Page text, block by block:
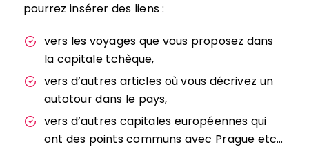
pourrez insérer des liens :
vers les voyages que vous proposez dans
la capitale tchèque,
vers d’autres articles où vous décrivez un
autotour dans le pays,
vers d’autres capitales européennes qui
ont des points communs avec Prague etc…